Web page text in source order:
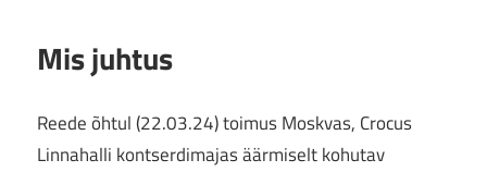
Mis juhtus
Reede õhtul (22.03.24) toimus Moskvas, Crocus
Linnahalli kontserdimajas äärmiselt kohutav